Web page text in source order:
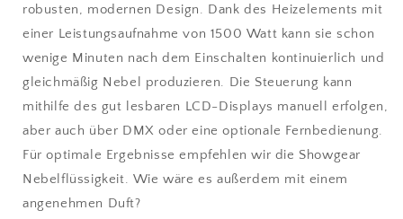
robusten, modernen Design. Dank des Heizelements mit
einer Leistungsaufnahme von 1500 Watt kann sie schon
wenige Minuten nach dem Einschalten kontinuierlich und
gleichmäßig Nebel produzieren. Die Steuerung kann
mithilfe des gut lesbaren LCD-Displays manuell erfolgen,
aber auch über DMX oder eine optionale Fernbedienung.
Für optimale Ergebnisse empfehlen wir die Showgear
Nebelflüssigkeit. Wie wäre es außerdem mit einem
angenehmen Duft?